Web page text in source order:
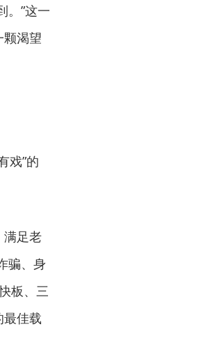
。”这一
渴望
戏”的
满足老
骗、身
板、三
佳载